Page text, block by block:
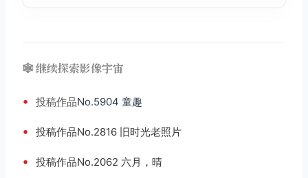
🕸️ 继续探索影像宇宙
• 投稿作品No.5904 童趣
• 投稿作品No.2816 旧时光老照片
• 投稿作品No.2062 六月，晴